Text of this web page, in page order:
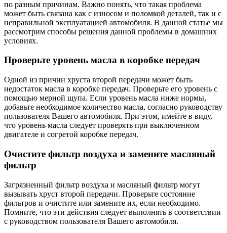
по разным причинам. Важно понять, что такая проблема
может быть связана как с износом и поломкой деталей, так и с
неправильной эксплуатацией автомобиля. В данной статье мы
рассмотрим способы решения данной проблемы в домашних
условиях.
Проверьте уровень масла в коробке передач
Одной из причин хруста второй передачи может быть
недостаток масла в коробке передач. Проверьте его уровень с
помощью мерной щупа. Если уровень масла ниже нормы,
добавьте необходимое количество масла, согласно руководству
пользователя Вашего автомобиля. При этом, имейте в виду,
что уровень масла следует проверять при выключенном
двигателе и согретой коробке передач.
Очистите фильтр воздуха и замените масляный
фильтр
Загрязненный фильтр воздуха и масляный фильтр могут
вызывать хруст второй передачи. Проверьте состояние
фильтров и очистите или замените их, если необходимо.
Помните, что эти действия следует выполнять в соответствии
с руководством пользователя Вашего автомобиля.